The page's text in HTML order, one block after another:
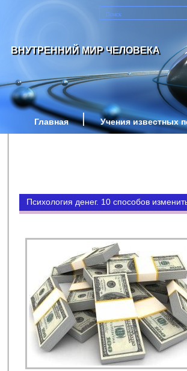
ВНУТРЕННИЙ МИР ЧЕЛОВЕКА
Главная Учения известных
Психология денег. 10 способов